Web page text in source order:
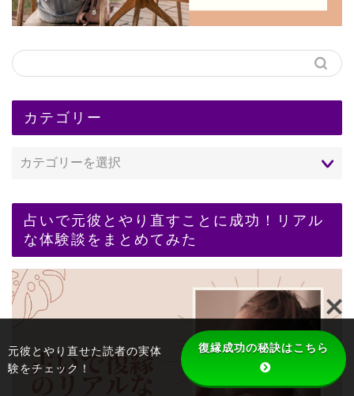
カテゴリー
占いで元彼とやり直すことに成功！リアル
な体験談をまとめてみた
元彼とやり直せた読者の実体
験をチェック！
復縁成功の秘訣はこちら